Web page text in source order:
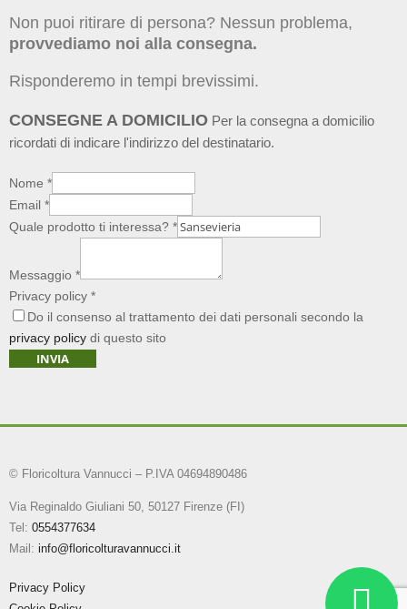
Non puoi ritirare di persona? Nessun problema,
provvediamo noi alla consegna.
Risponderemo in tempi brevissimi.
CONSEGNE A DOMICILIO Per la consegna a domicilio
ricordati di indicare l'indirizzo del destinatario.
Nome *
Email *
Quale prodotto ti interessa? *
Messaggio *
Privacy policy *
Do il consenso al trattamento dei dati personali secondo la
privacy policy di questo sito
INVIA
© Floricoltura Vannucci – P.IVA 04694890486
Via Reginaldo Giuliani 50, 50127 Firenze (FI)
Tel: 0554377634
Mail: info@floricolturavannucci.it
Privacy Policy